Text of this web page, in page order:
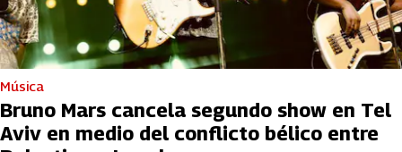
Música
Bruno Mars cancela segundo show en Tel
Aviv en medio del conflicto bélico entre